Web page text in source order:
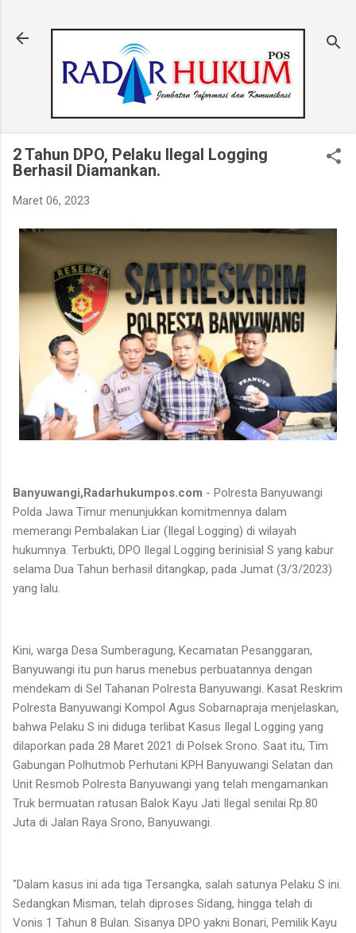
2 Tahun DPO, Pelaku Ilegal Logging
Berhasil Diamankan.
Maret 06, 2023
Banyuwangi,Radarhukumpos.com - Polresta Banyuwangi
Polda Jawa Timur menunjukkan komitmennya dalam
memerangi Pembalakan Liar (Ilegal Logging) di wilayah
hukumnya. Terbukti, DPO Ilegal Logging berinisial S yang kabur
selama Dua Tahun berhasil ditangkap, pada Jumat (3/3/2023)
yang lalu.
Kini, warga Desa Sumberagung, Kecamatan Pesanggaran,
Banyuwangi itu pun harus menebus perbuatannya dengan
mendekam di Sel Tahanan Polresta Banyuwangi. Kasat Reskrim
Polresta Banyuwangi Kompol Agus Sobarnapraja menjelaskan,
bahwa Pelaku S ini diduga terlibat Kasus Ilegal Logging yang
dilaporkan pada 28 Maret 2021 di Polsek Srono. Saat itu, Tim
Gabungan Polhutmob Perhutani KPH Banyuwangi Selatan dan
Unit Resmob Polresta Banyuwangi yang telah mengamankan
Truk bermuatan ratusan Balok Kayu Jati Ilegal senilai Rp.80
Juta di Jalan Raya Srono, Banyuwangi.
"Dalam kasus ini ada tiga Tersangka, salah satunya Pelaku S ini.
Sedangkan Misman, telah diproses Sidang, hingga telah di
Vonis 1 Tahun 8 Bulan. Sisanya DPO yakni Bonari, Pemilik Kayu